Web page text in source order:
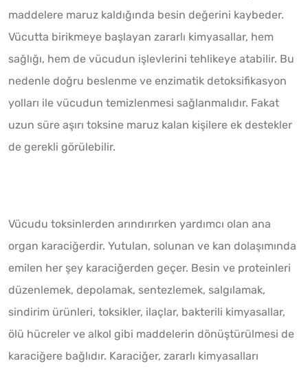
maddelere maruz kaldığında besin değerini kaybeder.
Vücutta birikmeye başlayan zararlı kimyasallar, hem
sağlığı, hem de vücudun işlevlerini tehlikeye atabilir. Bu
nedenle doğru beslenme ve enzimatik detoksifikasyon
yolları ile vücudun temizlenmesi sağlanmalıdır. Fakat
uzun süre aşırı toksine maruz kalan kişilere ek destekler
de gerekli görülebilir.
Vücudu toksinlerden arındırırken yardımcı olan ana
organ karaciğerdir. Yutulan, solunan ve kan dolaşımında
emilen her şey karaciğerden geçer. Besin ve proteinleri
düzenlemek, depolamak, sentezlemek, salgılamak,
sindirim ürünleri, toksikler, ilaçlar, bakterili kimyasallar,
ölü hücreler ve alkol gibi maddelerin dönüştürülmesi de
karaciğere bağlıdır. Karaciğer, zararlı kimyasalları